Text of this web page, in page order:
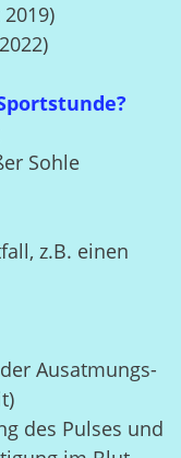
Sohle
z.B. einen
Ausatmungs-
des Pulses und